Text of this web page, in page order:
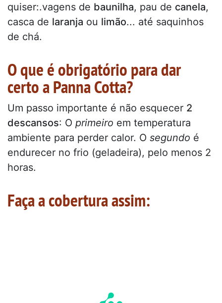
quiser:.vagens de baunilha, pau de canela,
casca de laranja ou limão... até saquinhos
de chá.
O que é obrigatório para dar
certo a Panna Cotta?
Um passo importante é não esquecer 2
descansos: O primeiro em temperatura
ambiente para perder calor. O segundo é
endurecer no frio (geladeira), pelo menos 2
horas.
Faça a cobertura assim: